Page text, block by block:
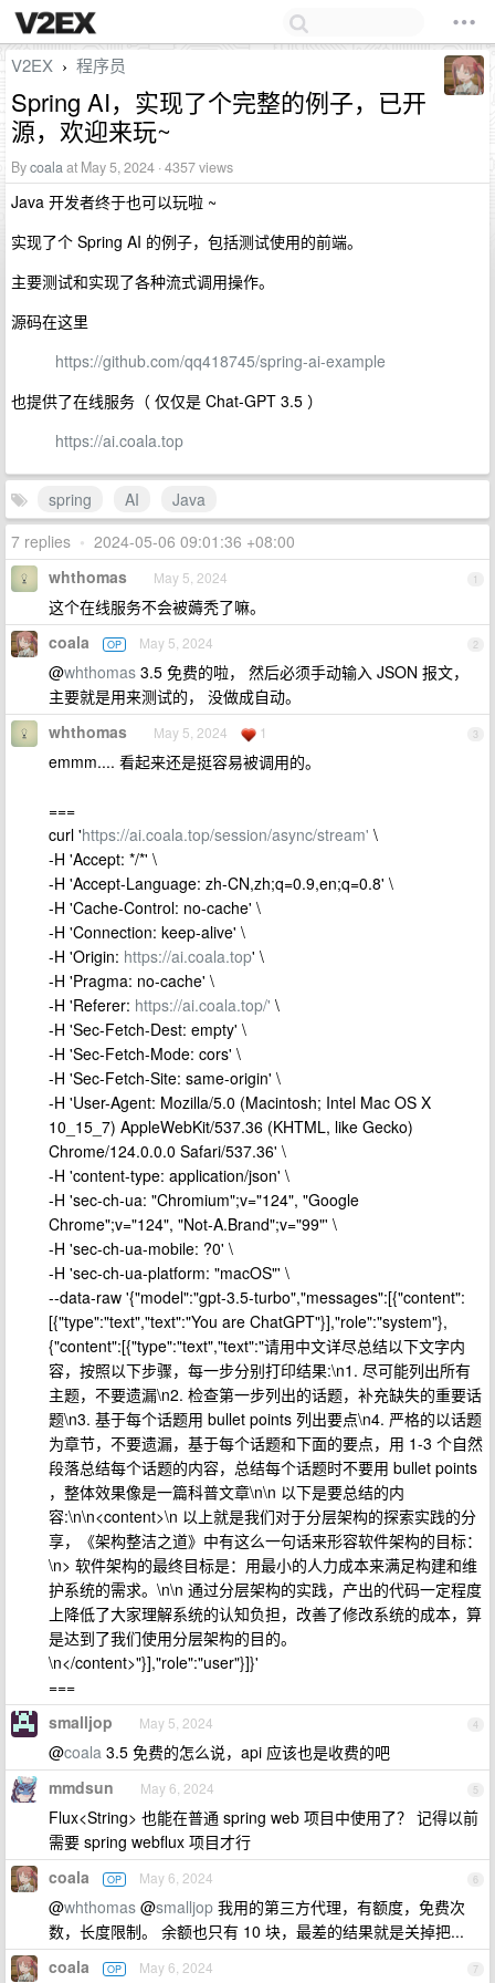
V2EX › 程序员
Spring AI，实现了个完整的例子，已开
源，欢迎来玩~
Bycoalaat May 5, 2024 · 4357 views
Java 开发者终于也可以玩啦 ~
实现了个 Spring AI 的例子，包括测试使用的前端。
主要测试和实现了各种流式调用操作。
源码在这里
https://github.com/qq418745/spring-ai-example
也提供了在线服务（ 仅仅是 Chat-GPT 3.5 ）
https://ai.coala.top
spring AI
Java
7 replies • 2024-05-06 09:01:36 +08:00
1
whthomas May 5, 2024
这个在线服务不会被薅秃了嘛。
2
coala OP May 5, 2024
@whthomas 3.5 免费的啦， 然后必须手动输入 JSON 报文，
主要就是用来测试的， 没做成自动。
3
whthomas May 5, 2024 1
emmm.... 看起来还是挺容易被调用的。
===
curl 'https://ai.coala.top/session/async/stream' \
-H 'Accept: */*' \
-H 'Accept-Language: zh-CN,zh;q=0.9,en;q=0.8' \
-H 'Cache-Control: no-cache' \
-H 'Connection: keep-alive' \
-H 'Origin: https://ai.coala.top' \
-H 'Pragma: no-cache' \
-H 'Referer: https://ai.coala.top/' \
-H 'Sec-Fetch-Dest: empty' \
-H 'Sec-Fetch-Mode: cors' \
-H 'Sec-Fetch-Site: same-origin' \
-H 'User-Agent: Mozilla/5.0 (Macintosh; Intel Mac OS X
10_15_7) AppleWebKit/537.36 (KHTML, like Gecko)
Chrome/124.0.0.0 Safari/537.36' \
-H 'content-type: application/json' \
-H 'sec-ch-ua: "Chromium";v="124", "Google
Chrome";v="124", "Not-A.Brand";v="99"' \
-H 'sec-ch-ua-mobile: ?0' \
-H 'sec-ch-ua-platform: "macOS"' \
--data-raw '{"model":"gpt-3.5-turbo","messages":[{"content":
[{"type":"text","text":"You are ChatGPT"}],"role":"system"},
{"content":[{"type":"text","text":"请用中文详尽总结以下文字内
容，按照以下步骤，每一步分别打印结果:\n1. 尽可能列出所有
主题，不要遗漏\n2. 检查第一步列出的话题，补充缺失的重要话
题\n3. 基于每个话题用 bullet points 列出要点\n4. 严格的以话题
为章节，不要遗漏，基于每个话题和下面的要点，用 1-3 个自然
段落总结每个话题的内容，总结每个话题时不要用 bullet points
，整体效果像是一篇科普文章\n\n 以下是要总结的内
容:\n\n<content>\n 以上就是我们对于分层架构的探索实践的分
享，《架构整洁之道》中有这么一句话来形容软件架构的目标：
\n> 软件架构的最终目标是：用最小的人力成本来满足构建和维
护系统的需求。\n\n 通过分层架构的实践，产出的代码一定程度
上降低了大家理解系统的认知负担，改善了修改系统的成本，算
是达到了我们使用分层架构的目的。
\n</content>"}],"role":"user"}]}'
===
4
smalljop May 5, 2024
@coala 3.5 免费的怎么说，api 应该也是收费的吧
5
mmdsun May 6, 2024
Flux<String> 也能在普通 spring web 项目中使用了？ 记得以前
需要 spring webflux 项目才行
6
coala OP May 6, 2024
@whthomas @smalljop 我用的第三方代理，有额度，免费次
数，长度限制。 余额也只有 10 块，最差的结果就是关掉把...
7
coala OP May 6, 2024